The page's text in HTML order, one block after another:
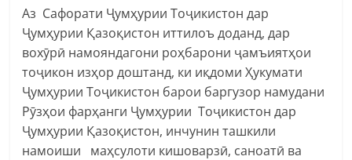
Аз Сафорати Ҷумҳурии Тоҷикистон дар
Ҷумҳурии Қазоқистон иттилоъ доданд, дар
вохӯрӣ намояндагони роҳбарони ҷамъиятҳои
тоҷикон изҳор доштанд, ки иқдоми Ҳукумати
Ҷумҳурии Тоҷикистон барои баргузор намудани
Рӯзҳои фарҳанги Ҷумҳурии Тоҷикистон дар
Ҷумҳурии Қазоқистон, инчунин ташкили
намоиши маҳсулоти кишоварзӣ, саноатӣ ва